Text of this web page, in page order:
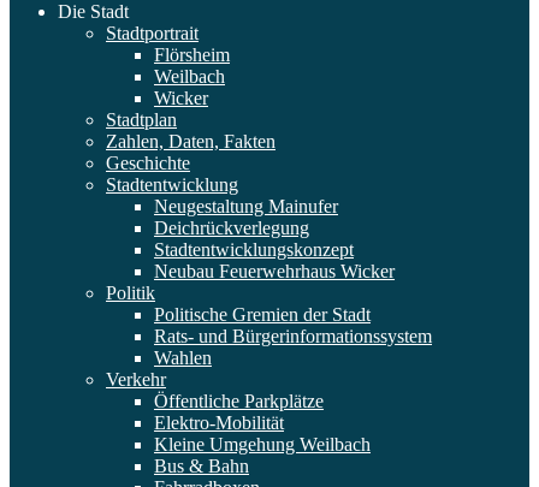
Die Stadt
Stadtportrait
Flörsheim
Weilbach
Wicker
Stadtplan
Zahlen, Daten, Fakten
Geschichte
Stadtentwicklung
Neugestaltung Mainufer
Deichrückverlegung
Stadtentwicklungskonzept
Neubau Feuerwehrhaus Wicker
Politik
Politische Gremien der Stadt
Rats- und Bürgerinformationssystem
Wahlen
Verkehr
Öffentliche Parkplätze
Elektro-Mobilität
Kleine Umgehung Weilbach
Bus & Bahn